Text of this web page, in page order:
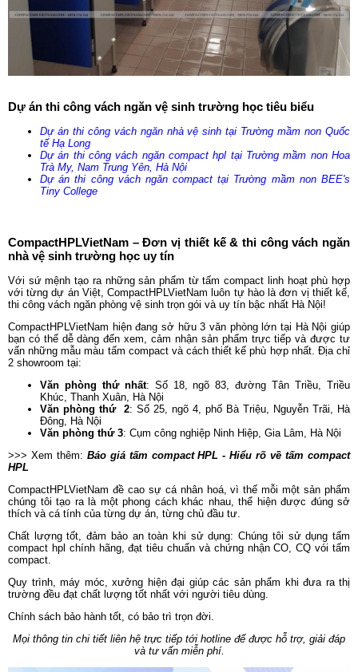
Dự án thi công vách ngăn vệ sinh trường học tiêu biểu
Dự án thi công vách ngăn nhà vệ sinh tại Trường mầm non Quốc
tế Hạ Long
Dự án thi công vách ngăn compact hpl tại Trường mầm non Hoa
Trà My, Nam Trung Yên, Hà Nội
Dự án thi công vách ngăn compact tại Trường mầm non BEE's
Tiny College
CompactHPLVietNam – Đơn vị thiết kế & thi công vách ngăn
nhà vệ sinh trường học uy tín
Với sứ mệnh tạo ra những sản phẩm từ tấm compact linh hoạt phù hợp
với từng dự án Việt, CompactHPLVietNam luôn tự hào là đơn vị thiết kế,
thi công vách ngăn phòng vệ sinh trọn gói và uy tín bậc nhất Hà Nội!
CompactHPLVietNam hiện đang sở hữu 3 văn phòng lớn tại Hà Nội giúp
bạn có thể dễ dàng đến xem, cảm nhận sản phẩm trực tiếp và được tư
vấn những mẫu màu tấm compact và cách thiết kế phù hợp nhất. Địa chỉ
2 showroom tại:
Văn phòng thứ nhất: Số 18, ngõ 83, đường Tân Triều, Triều
Khúc, Thanh Xuân, Hà Nội
Văn phòng thứ 2: Số 25, ngõ 4, phố Bà Triệu, Nguyễn Trãi, Hà
Đông, Hà Nội
Văn phòng thứ 3: Cụm công nghiệp Ninh Hiệp, Gia Lâm, Hà Nội
>>> Xem thêm: Báo giá tấm compact HPL - Hiểu rõ về tấm compact
HPL
CompactHPLVietNam đề cao sự cá nhân hoá, vì thế mỗi một sản phẩm
chúng tôi tạo ra là một phong cách khác nhau, thể hiện được đúng sở
thích và cá tính của từng dự án, từng chủ đầu tư.
Chất lượng tốt, đảm bảo an toàn khi sử dụng: Chúng tôi sử dụng tấm
compact hpl chính hãng, đạt tiêu chuẩn và chứng nhận CO, CQ vói tấm
compact.
Quy trình, máy móc, xưởng hiện đại giúp các sản phẩm khi đưa ra thị
trường đều đạt chất lượng tốt nhất với người tiêu dùng.
Chính sách bảo hành tốt, có bảo trì trọn đời.
Mọi thông tin chi tiết liên hệ trực tiếp tới hotline để được hỗ trợ, giải đáp
và tư vấn miễn phí.